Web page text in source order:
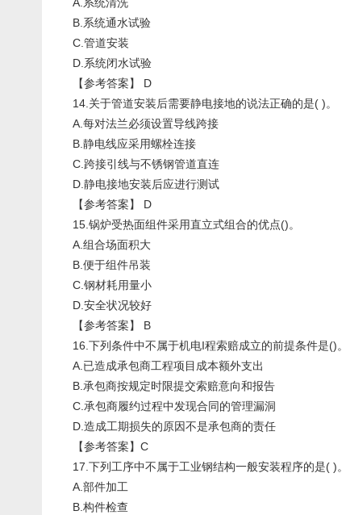
B.系统通水试验
C.管道安装
D.系统闭水试验
【参考答案】 D
14.关于管道安装后需要静电接地的说法正确的是( )。
A.每对法兰必须设置导线跨接
B.静电线应采用螺栓连接
C.跨接引线与不锈钢管道直连
D.静电接地安装后应进行测试
【参考答案】 D
15.锅炉受热面组件采用直立式组合的优点()。
A.组合场面积大
B.便于组件吊装
C.钢材耗用量小
D.安全状况较好
【参考答案】 B
16.下列条件中不属于机电I程索赔成立的前提条件是()。
A.已造成承包商工程项目成本额外支出
B.承包商按规定时限提交索赔意向和报告
C.承包商履约过程中发现合同的管理漏洞
D.造成工期损失的原因不是承包商的责任
【参考答案】C
17.下列工序中不属于工业钢结构一般安装程序的是( )。.
A.部件加工
B.构件检查